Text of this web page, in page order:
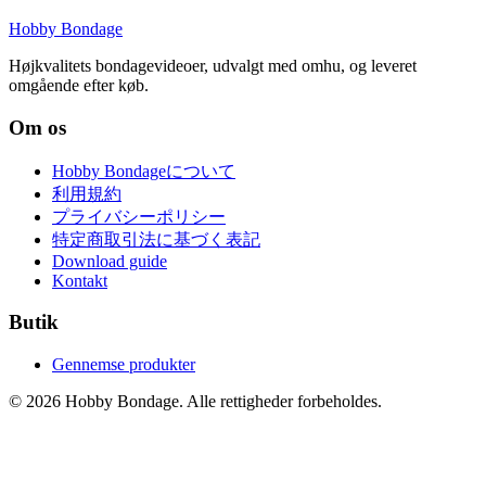
Hobby Bondage
Højkvalitets bondagevideoer, udvalgt med omhu, og leveret
omgående efter køb.
Om os
Hobby Bondageについて
利用規約
プライバシーポリシー
特定商取引法に基づく表記
Download guide
Kontakt
Butik
Gennemse produkter
© 2026 Hobby Bondage. Alle rettigheder forbeholdes.